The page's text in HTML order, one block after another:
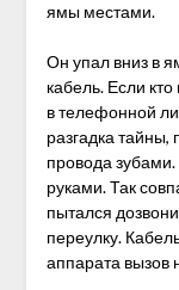
ямы местами.
Он упал вниз в
кабель. Если
в телефонной
разгадка
провода
руками. Так
пытался
переулку.
аппарата вызов